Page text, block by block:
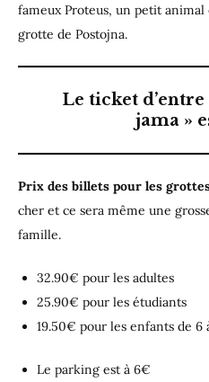
fameux Proteus, un petit
grotte de Postojna.
Le ticket
jama »
Prix des billets pour les
cher et ce sera même une
famille.
32.90€ pour les adultes
25.90€ pour les étudiants
19.50€ pour les enfants de 6
Le parking est à 6€